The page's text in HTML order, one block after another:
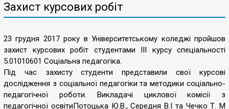
Захист курсових робіт
23 грудня 2017 року в Університетському коледжі пройшов
захист курсових робіт студентами ІІІ курсу спеціальності
5.01010601 Соціальна педагогіка.
Під час захисту студенти представили свої курсові
дослідження з соціальної педагогіки та методики соціально-
педагогічної роботи. Викладачі циклової комісії з
педагогічної освітиПотоцька Ю.В., Середня В.І та Чечко Т. М